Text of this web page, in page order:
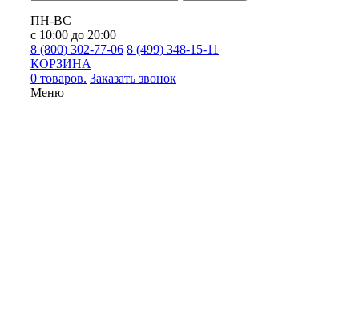
ПН-ВС
с 10:00 до 20:00
8 (800) 302-77-06 8 (499) 348-15-11
КОРЗИНА
0 товаров. Заказать звонок
Меню